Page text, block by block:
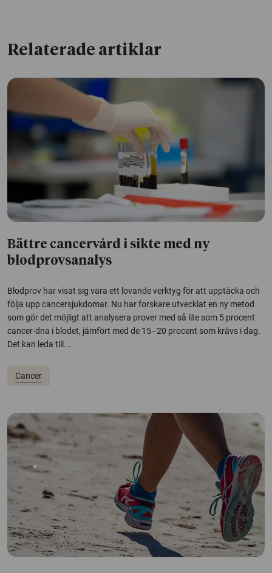
Relaterade artiklar
Bättre cancervård i sikte med ny
blodprovsanalys
Blodprov har visat sig vara ett lovande verktyg för att upptäcka och
följa upp cancersjukdomar. Nu har forskare utvecklat en ny metod
som gör det möjligt att analysera prover med så lite som 5 procent
cancer-dna i blodet, jämfört med de 15–20 procent som krävs i dag.
Det kan leda till...
Cancer